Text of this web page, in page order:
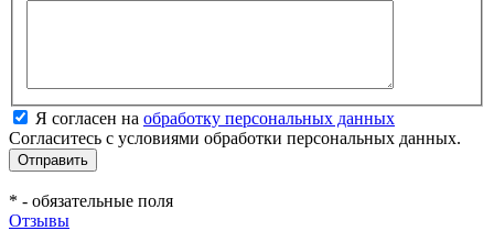
Я согласен на обработку персональных данных
Согласитесь с условиями обработки персональных данных.
* - обязательные поля
Отзывы